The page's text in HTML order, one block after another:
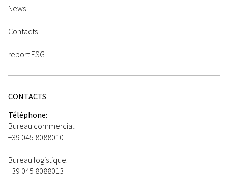
News
Contacts
report ESG
CONTACTS
Téléphone:
Bureau commercial:
+39 045 8088010
Bureau logistique:
+39 045 8088013